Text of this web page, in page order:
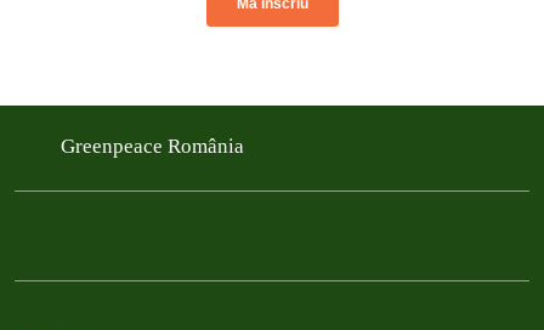
Greenpeace România